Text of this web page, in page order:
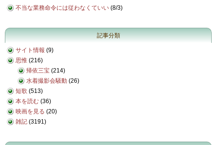
不当な業務命令には従わなくていい (8/3)
記事分類
サイト情報 (9)
思惟 (216)
帰依三宝 (214)
水着撮影会騒動 (26)
短歌 (513)
本を読む (36)
映画を見る (20)
雑記 (3191)